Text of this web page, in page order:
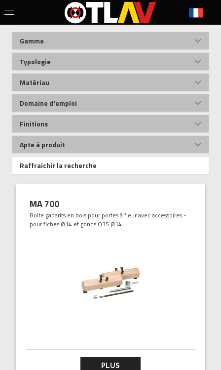
Gamme
Typologie
Matériau
Domaine d'emploi
Finitions
Apte à produit
Raffraichir la recherche
MA 700
Boîte gabarits en bois pour portes à fleur avec accessoires -
pour fiches Ø14 et gonds Q35 Ø14
PLUS